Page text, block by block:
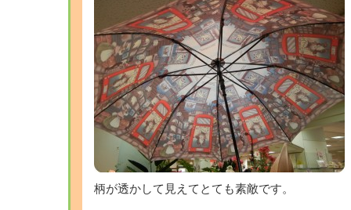
柄が透かして見えてとても素敵です。